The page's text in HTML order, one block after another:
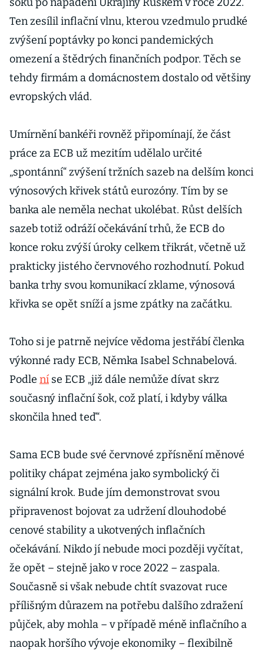
Ten zesílil inflační vlnu, kterou vzedmulo prudké
zvýšení poptávky po konci pandemických
omezení a štědrých finančních podpor. Těch se
tehdy firmám a domácnostem dostalo od většiny
evropských vlád.
Umírnění bankéři rovněž připomínají, že část
práce za ECB už mezitím udělalo určité
„spontánní“ zvýšení tržních sazeb na delším konci
výnosových křivek států eurozóny. Tím by se
banka ale neměla nechat ukolébat. Růst delších
sazeb totiž odráží očekávání trhů, že ECB do
konce roku zvýší úroky celkem třikrát, včetně už
prakticky jistého červnového rozhodnutí. Pokud
banka trhy svou komunikací zklame, výnosová
křivka se opět sníží a jsme zpátky na začátku.
Toho si je patrně nejvíce vědoma jestřábí členka
výkonné rady ECB, Němka Isabel Schnabelová.
Podle ní se ECB „již dále nemůže dívat skrz
současný inflační šok, což platí, i kdyby válka
skončila hned teď“.
Sama ECB bude své červnové zpřísnění měnové
politiky chápat zejména jako symbolický či
signální krok. Bude jím demonstrovat svou
připravenost bojovat za udržení dlouhodobé
cenové stability a ukotvených inflačních
očekávání. Nikdo jí nebude moci později vyčítat,
že opět – stejně jako v roce 2022 – zaspala.
Současně si však nebude chtít svazovat ruce
přílišným důrazem na potřebu dalšího zdražení
půjček, aby mohla – v případě méně inflačního a
naopak horšího vývoje ekonomiky – flexibilně